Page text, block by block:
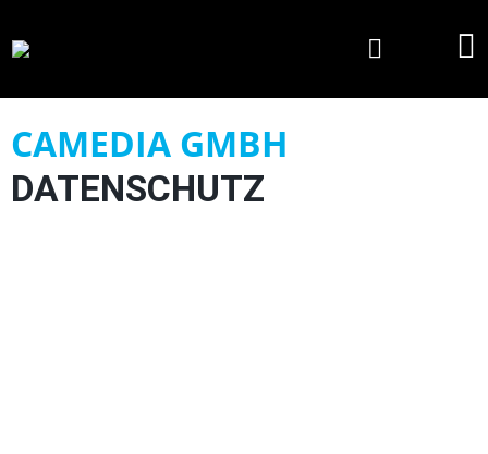
CAMEDIA GMBH
DATENSCHUTZ